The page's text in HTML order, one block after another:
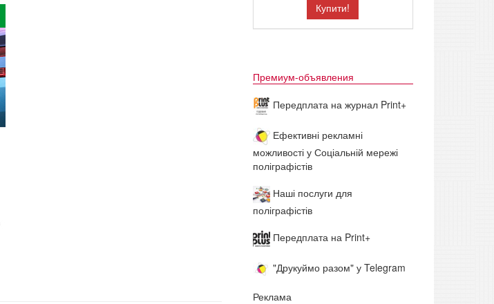
Купити!
Премиум-объявления
Передплата на журнал Print+
Ефективні рекламні
можливості у Соціальній мережі
поліграфістів
Наші послуги для
поліграфістів
Передплата на Print+
"Друкуймо разом" у Telegram
Реклама